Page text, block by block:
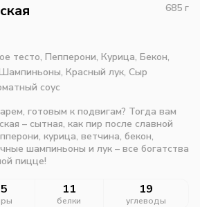
685 г
тесто, Пепперони, Курица, Бекон,
Красный лук, Сыр
соус
готовым к подвигам? Тогда вам
– сытная, как пир после славной
курица, ветчина, бекон,
шампиньоны и лук – все богатства
пицце!
11
белки
19
углеводы